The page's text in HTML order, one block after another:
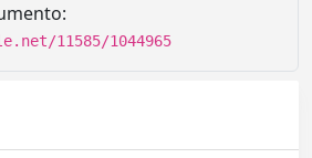
11585/1044965